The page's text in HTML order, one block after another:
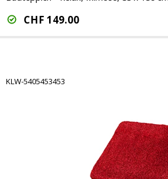
CHF 149.00
KLW-5405453453